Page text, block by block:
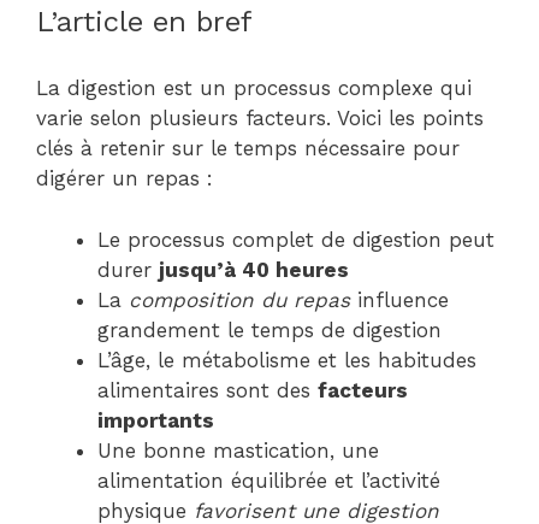
L’article en bref
La digestion est un processus complexe qui
varie selon plusieurs facteurs. Voici les points
clés à retenir sur le temps nécessaire pour
digérer un repas :
Le processus complet de digestion peut
durer jusqu’à 40 heures
La composition du repasinfluence
grandement le temps de digestion
L’âge, le métabolisme et les habitudes
alimentaires sont des facteurs
importants
Une bonne mastication, une
alimentation équilibrée et l’activité
physique favorisent une digestion